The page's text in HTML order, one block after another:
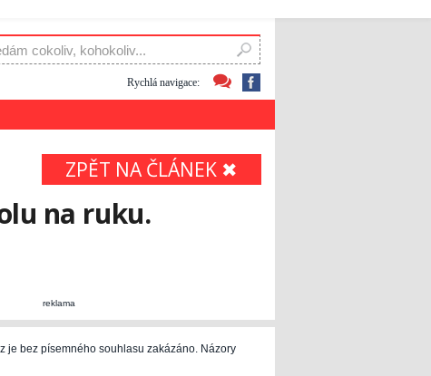
Rychlá navigace:
ZPĚT NA ČLÁNEK ✖
na ruku.
reklama
je bez písemného souhlasu zakázáno. Názory